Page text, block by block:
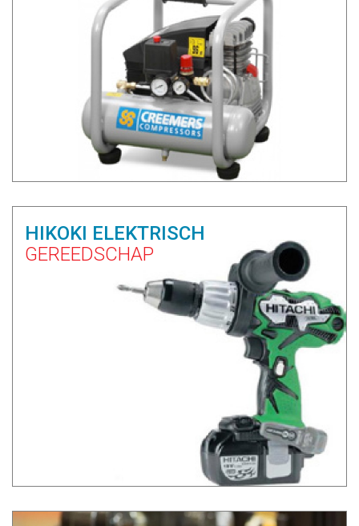
HIKOKI ELEKTRISCH
GEREEDSCHAP